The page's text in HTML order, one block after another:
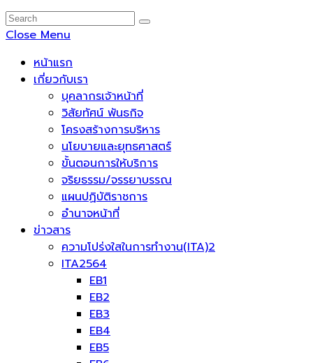
Close Menu
หน้าแรก
เกี่ยวกับเรา
บุคลากรเจ้าหน้าที่
วิสัยทัศน์ พันธกิจ
โครงสร้างการบริหาร
นโยบายและยุทธศาสตร์
ขั้นตอนการให้บริการ
จริยธรรม/จรรยาบรรณ
แผนปฏิบัติราชการ
อำนาจหน้าที่
ข่าวสาร
ความโปร่งใสในการทำงาน(ITA)2
ITA2564
EB1
EB2
EB3
EB4
EB5